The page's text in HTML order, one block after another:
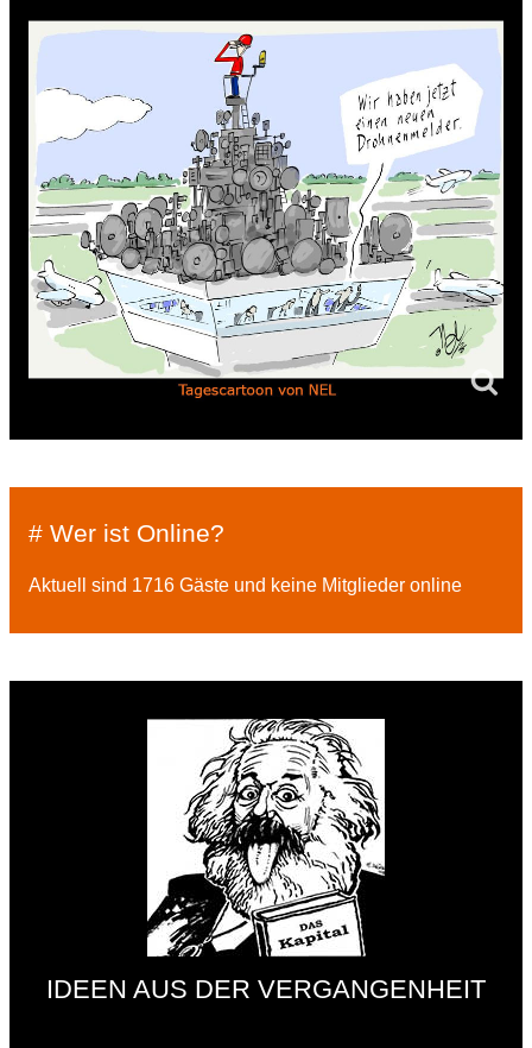
# Wer ist Online?
Aktuell sind 1716 Gäste und keine Mitglieder online
IDEEN AUS DER VERGANGENHEIT